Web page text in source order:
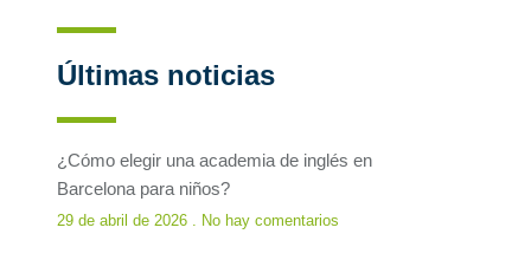
Últimas noticias
¿Cómo elegir una academia de inglés en
Barcelona para niños?
29 de abril de 2026 No hay comentarios